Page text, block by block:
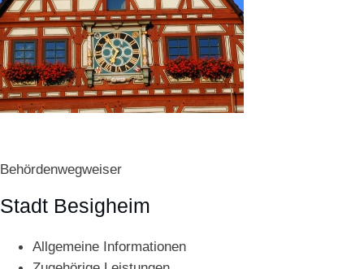
Behördenwegweiser
Stadt Besigheim
Allgemeine Informationen